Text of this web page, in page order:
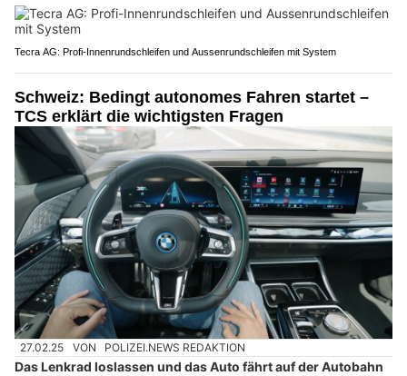
Tecra AG: Profi-Innenrundschleifen und Aussenrundschleifen mit System
Schweiz: Bedingt autonomes Fahren startet –
TCS erklärt die wichtigsten Fragen
27.02.25 VON POLIZEI.NEWS REDAKTION
Das Lenkrad loslassen und das Auto fährt auf der Autobahn